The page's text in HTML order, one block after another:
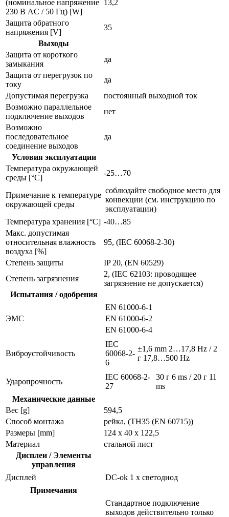
(номинальное напряжение
230 В AC / 50 Гц) [W]
13,2
Защита обратного
напряжения [V]
35
Выходы
Защита от короткого
замыкания
да
Защита от перегрузок по
току
да
Допустимая перегрузка
постоянный выходной ток
Возможно параллельное
подключение выходов
нет
Возможно
последовательное
соединение выходов
да
Условия эксплуатации
Температура окружающей
среды [°C]
-25…70
Примечание к температуре
окружающей среды
соблюдайте свободное место для
конвекции (см. инструкцию по
эксплуатации)
Температура хранения [°C] -40…85
Макс. допустимая
относительная влажность
воздуха [%]
95, (IEC 60068-2-30)
Степень защиты
IP 20, (EN 60529)
Степень загрязнения
2, (IEC 62103: проводящее
загрязнение не допускается)
Испытания / одобрения
ЭMC
EN 61000-6-1
EN 61000-6-2
EN 61000-6-4
Виброустойчивость
IEC
60068-2-
6
±1,6 mm 2…17,8 Hz / 2
г 17,8…500 Hz
Ударопрочность
IEC 60068-2-
27
30 г 6 ms / 20 г 11
ms
Механические данные
Вес [g]
594,5
Способ монтажа
рейка, (TH35 (EN 60715))
Размеры [mm]
124 x 40 x 122,5
Материал
стальной лист
Дисплеи / Элементы
управления
Дисплей
DC-ok 1 x светодиод
Примечания
Стандартное подключение
выходов действительно только